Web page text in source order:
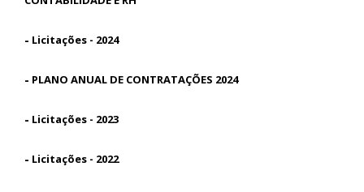
- Licitações - 2024
- PLANO ANUAL DE CONTRATAÇÕES 2024
- Licitações - 2023
- Licitações - 2022